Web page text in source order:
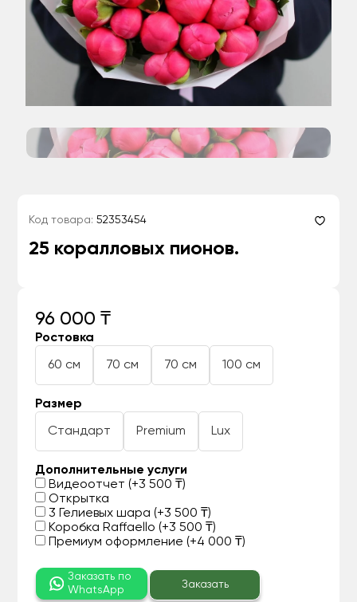
Код товара: 52353454
25 коралловых пионов.
96 000 ₸
Ростовка
60 см 70 см 70 см 100 см
Размер
Стандарт Premium Lux
Дополнительные услуги
Видеоотчет (+3 500 ₸)
Открытка
3 Гелиевых шара (+3 500 ₸)
Коробка Raffaello (+3 500 ₸)
Премиум оформление (+4 000 ₸)
Заказать по
WhatsApp
Заказать